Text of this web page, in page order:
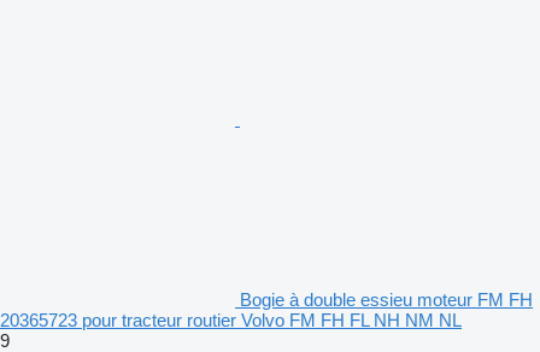
Bogie à double essieu moteur FM FH
20365723 pour tracteur routier Volvo FM FH FL NH NM NL
9